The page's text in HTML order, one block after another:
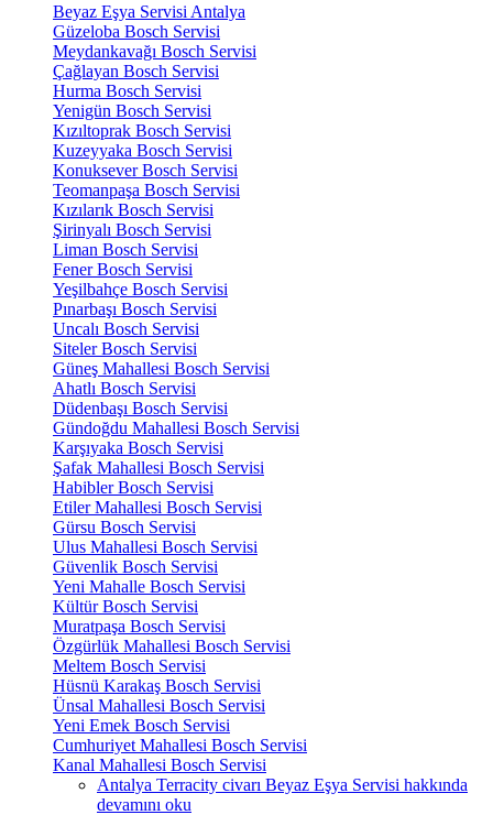
Beyaz Eşya Servisi Antalya
Güzeloba Bosch Servisi
Meydankavağı Bosch Servisi
Çağlayan Bosch Servisi
Hurma Bosch Servisi
Yenigün Bosch Servisi
Kızıltoprak Bosch Servisi
Kuzeyyaka Bosch Servisi
Konuksever Bosch Servisi
Teomanpaşa Bosch Servisi
Kızılarık Bosch Servisi
Şirinyalı Bosch Servisi
Liman Bosch Servisi
Fener Bosch Servisi
Yeşilbahçe Bosch Servisi
Pınarbaşı Bosch Servisi
Uncalı Bosch Servisi
Siteler Bosch Servisi
Güneş Mahallesi Bosch Servisi
Ahatlı Bosch Servisi
Düdenbaşı Bosch Servisi
Gündoğdu Mahallesi Bosch Servisi
Karşıyaka Bosch Servisi
Şafak Mahallesi Bosch Servisi
Habibler Bosch Servisi
Etiler Mahallesi Bosch Servisi
Gürsu Bosch Servisi
Ulus Mahallesi Bosch Servisi
Güvenlik Bosch Servisi
Yeni Mahalle Bosch Servisi
Kültür Bosch Servisi
Muratpaşa Bosch Servisi
Özgürlük Mahallesi Bosch Servisi
Meltem Bosch Servisi
Hüsnü Karakaş Bosch Servisi
Ünsal Mahallesi Bosch Servisi
Yeni Emek Bosch Servisi
Cumhuriyet Mahallesi Bosch Servisi
Kanal Mahallesi Bosch Servisi
Antalya Terracity civarı Beyaz Eşya Servisi hakkında
devamını oku